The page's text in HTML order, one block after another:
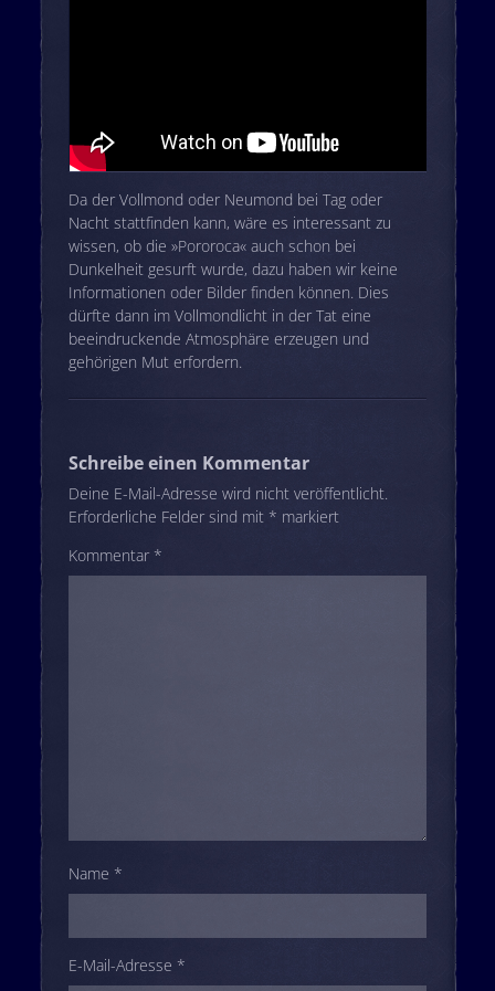
Da der Vollmond oder Neumond bei Tag oder
Nacht stattfinden kann, wäre es interessant zu
wissen, ob die »Pororoca« auch schon bei
Dunkelheit gesurft wurde, dazu haben wir keine
Informationen oder Bilder finden können. Dies
dürfte dann im Vollmondlicht in der Tat eine
beeindruckende Atmosphäre erzeugen und
gehörigen Mut erfordern.
Schreibe einen Kommentar
Deine E-Mail-Adresse wird nicht veröffentlicht.
Erforderliche Felder sind mit * markiert
Kommentar *
Name *
E-Mail-Adresse *